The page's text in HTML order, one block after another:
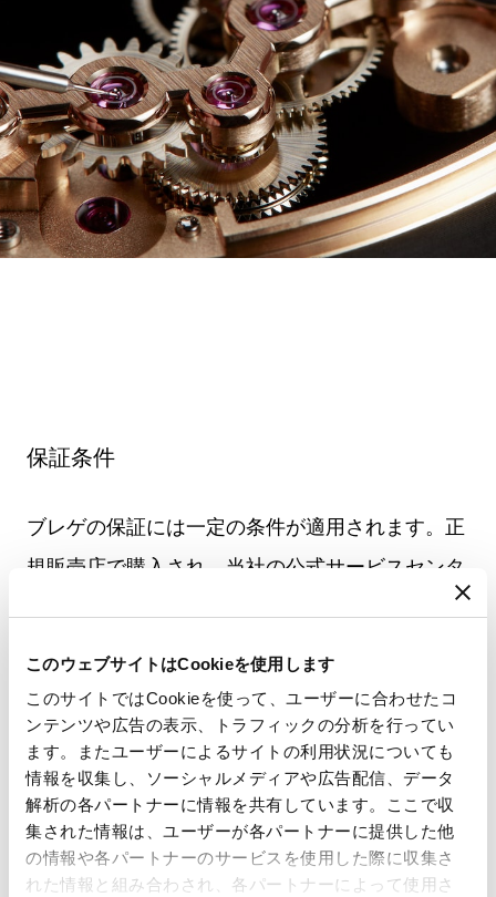
このウェブサイトはCookieを使用します
このサイトではCookieを使って、ユーザーに合わせたコ
ンテンツや広告の表示、トラフィックの分析を行ってい
ます。またユーザーによるサイトの利用状況についても
情報を収集し、ソーシャルメディアや広告配信、データ
解析の各パートナーに情報を共有しています。ここで収
集された情報は、ユーザーが各パートナーに提供した他
の情報や各パートナーのサービスを使用した際に収集さ
れた情報と組み合わされ、各パートナーによって使用さ
保証条件
ブレゲの保証には一定の条件が適用されます。正
規販売店で購入され、当社の公式サービスセンタ
ーで整備された時計にのみ適用されます。通常の
象外です。すべての詳細、除外事項および条件に
ついては、完全な保証規定をご確認ください。
保証条件
ブレゲ保証カード